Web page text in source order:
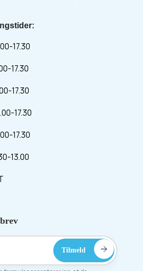
17.30
17.30
17.30
17.30
17.30
13.00